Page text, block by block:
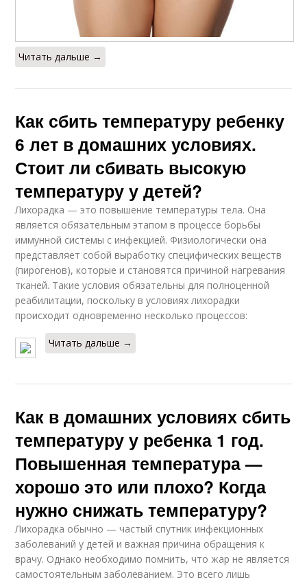
Читать дальше →
Как сбить температуру ребенку
6 лет в домашних условиях.
Стоит ли сбивать высокую
температуру у детей?
Лихорадка — это повышение температуры тела. Она
является обязательным этапом в процессе борьбы
иммунной системы с инфекцией. Физиологически она
представляет собой выработку специфических веществ
(пирогенов), которые и становятся причиной нагревания
тканей. Такие условия обязательны для полноценной
реабилитации, поскольку в условиях лихорадки
происходит одновременно несколько процессов:
Читать дальше →
Как в домашних условиях сбить
температуру у ребенка 1 год.
Повышенная температура —
хорошо это или плохо? Когда
нужно снижать температуру?
Лихорадка обычно — частый спутник инфекционных
заболеваний у детей и важная причина обращения к
врачу. Однако необходимо помнить, что жар не является
самостоятельным заболеванием. Это всего лишь